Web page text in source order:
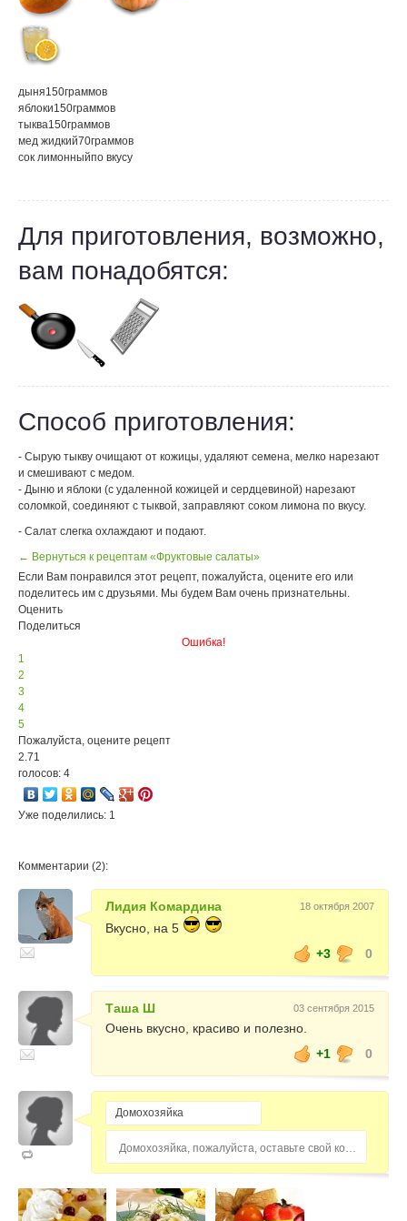
дыня150граммов
яблоки150граммов
тыква150граммов
мед жидкий70граммов
сок лимонныйпо вкусу
Для приготовления, возможно,
вам понадобятся:
Способ приготовления:
- Сырую тыкву очищают от кожицы, удаляют семена, мелко нарезают
и смешивают с медом.
- Дыню и яблоки (с удаленной кожицей и сердцевиной) нарезают
соломкой, соединяют с тыквой, заправляют соком лимона по вкусу.
- Салат слегка охлаждают и подают.
← Вернуться к рецептам «Фруктовые салаты»
Если Вам понравился этот рецепт, пожалуйста, оцените его или
поделитесь им с друзьями. Мы будем Вам очень признательны.
Оценить
Поделиться
Ошибка!
1
2
3
4
5
Пожалуйста, оцените рецепт
2.71
голосов: 4
Уже поделились: 1
Комментарии (2):
Лидия Комардина 18 октября 2007
Вкусно, на 5
+3
0
Таша Ш 03 сентября 2015
Очень вкусно, красиво и полезно.
+1
0